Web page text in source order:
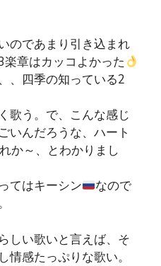
のであまり引き込まれ
章はカッコよかった
、四季の知っている2
歌う。で、こんな感じ
いんだろうな、ハート
か～、とわかりまし
てはキーシン
なので
しい歌いと言えば、そ
情感たっぷりな歌い。